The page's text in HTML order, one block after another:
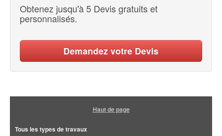
Obtenez jusqu'à 5 Devis gratuits et
personnalisés.
Demandez votre Devis
Haut de page
Tous les types de travaux